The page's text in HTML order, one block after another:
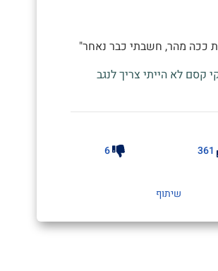
ככה מהר, חשבתי כבר נאחר"
קסם לא הייתי צריך לנגב
361
6
שיתוף